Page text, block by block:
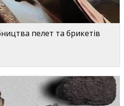
пелет та брикетів